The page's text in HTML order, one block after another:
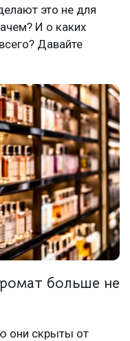
это не для
И о каких
Давайте
больше не
они скрыты от